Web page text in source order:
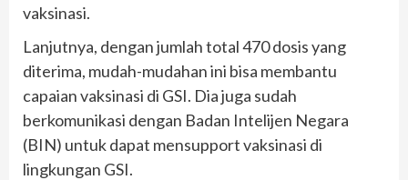
vaksinasi.
Lanjutnya, dengan jumlah total 470 dosis yang
diterima, mudah-mudahan ini bisa membantu
capaian vaksinasi di GSI. Dia juga sudah
berkomunikasi dengan Badan Intelijen Negara
(BIN) untuk dapat mensupport vaksinasi di
lingkungan GSI.